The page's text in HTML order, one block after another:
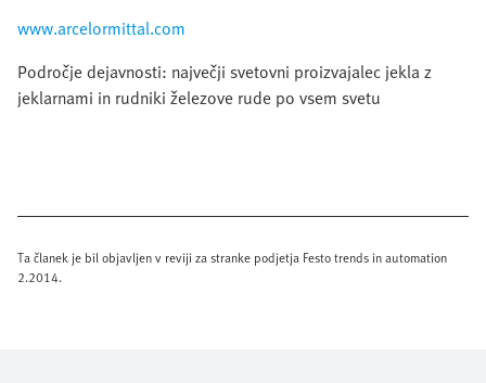
www.arcelormittal.com
Področje dejavnosti: največji svetovni proizvajalec jekla z
jeklarnami in rudniki železove rude po vsem svetu
Ta članek je bil objavljen v reviji za stranke podjetja Festo trends in automation
2.2014.